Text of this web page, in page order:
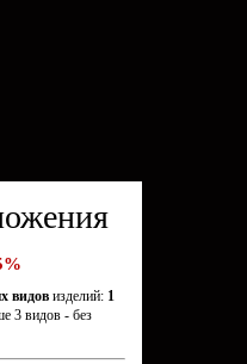
видов изделий: 1
3 видов - без